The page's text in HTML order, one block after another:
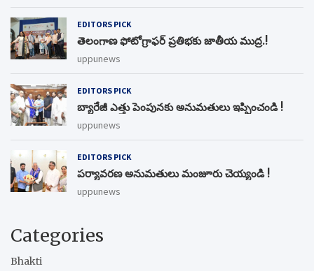
EDITORS PICK
తెలంగాణ ఫోటోగ్రాఫర్ ప్రతిభకు జాతీయ ముద్ర.!
uppunews
EDITORS PICK
బ్యారేజీ ఎత్తు పెంపున‌కు అనుమ‌తులు ఇప్పించండి !
uppunews
EDITORS PICK
ప‌ర్యావ‌ర‌ణ అనుమ‌తులు మంజూరు చెయ్యండి !
uppunews
Categories
Bhakti